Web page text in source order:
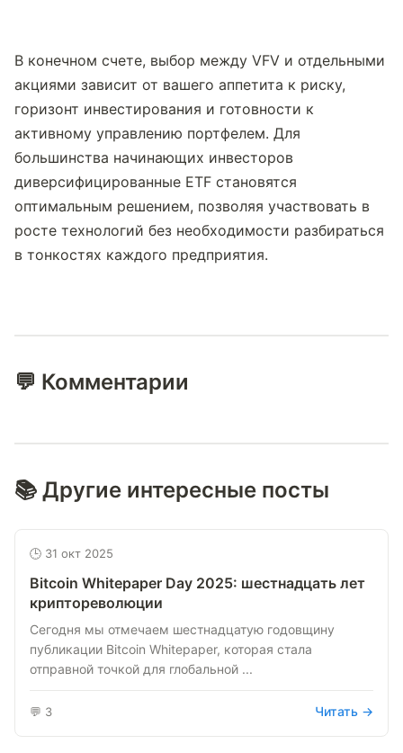
В конечном счете, выбор между VFV и отдельными
акциями зависит от вашего аппетита к риску,
горизонт инвестирования и готовности к
активному управлению портфелем. Для
большинства начинающих инвесторов
диверсифицированные ETF становятся
оптимальным решением, позволяя участвовать в
росте технологий без необходимости разбираться
в тонкостях каждого предприятия.
💬 Комментарии
📚 Другие интересные посты
🕒 31 окт 2025
Bitcoin Whitepaper Day 2025: шестнадцать лет
криптореволюции
Сегодня мы отмечаем шестнадцатую годовщину
публикации Bitcoin Whitepaper, которая стала
отправной точкой для глобальной ...
💬 3 Читать →